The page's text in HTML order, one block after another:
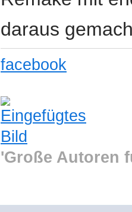
daraus
facebook
'Große Autoren